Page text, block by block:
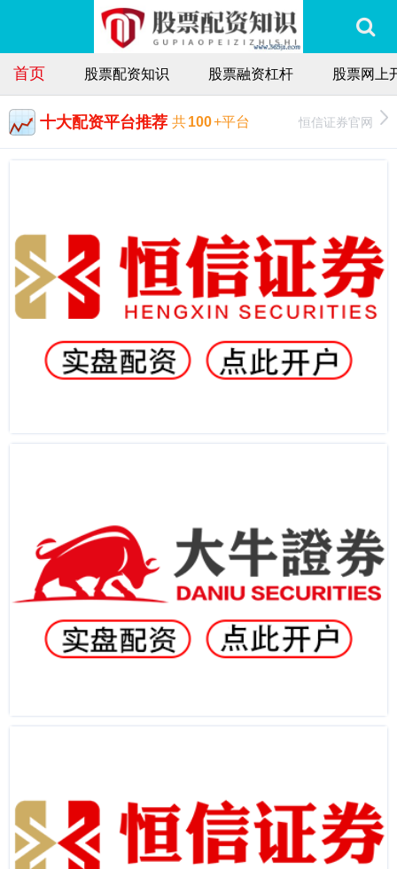
首页 股票配资知识 股票融资杠杆 股票网上
十大配资平台推荐 共100+平台 恒信证券官网